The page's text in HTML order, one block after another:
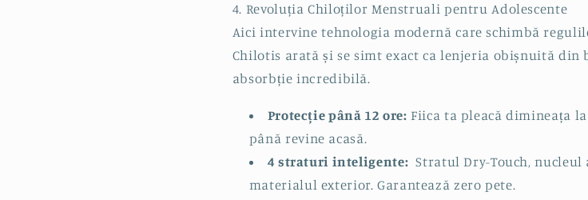
4. Revoluția Chiloților Menstruali pentru Adolescente
Aici intervine tehnologia modernă care schimbă
Chilotis arată și se simt exact ca lenjeria obișnuită din
absorbție incredibilă.
Protecție până 12 ore: Fiica ta pleacă dimineața
până revine acasă.
4 straturi inteligente: Stratul Dry-Touch, nucleul
materialul exterior. Garanteazăzero pete.